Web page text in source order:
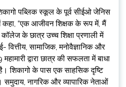
पब्लिक स्कूल के पूर्व सीईओ जेनिस
कहा, “एक आजीवन शिक्षक के रूप में, मैं
के छात्र उच्च शिक्षा प्रणाली में
सामाजिक, मनोवैज्ञानिक और
द्वारा छात्र की सफलता में बाधा
शिकागो के पास एक साहसिक दृष्टि
समुदाय, नागरिक और व्यापारिक नेताओं